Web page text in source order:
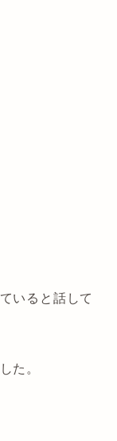
いると話して
た。